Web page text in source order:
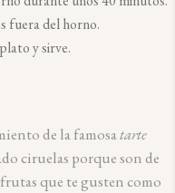
fuera del horno.
y sirve.
de la famosatarte
ciruelas porque son de
que te gusten como